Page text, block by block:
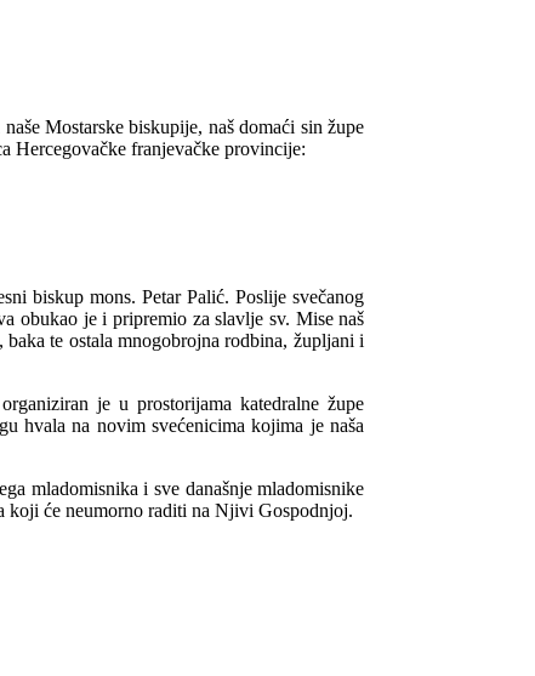
Mostarske biskupije, naš domaći sin župe
Hercegovačke franjevačke provincije:
biskup mons. Petar Palić. Poslije svečanog
obukao je i pripremio za slavlje sv. Mise naš
te ostala mnogobrojna rodbina, župljani i
je u prostorijama katedralne župe
hvala na novim svećenicima kojima je naša
mladomisnika i sve današnje mladomisnike
koji će neumorno raditi na Njivi Gospodnjoj.